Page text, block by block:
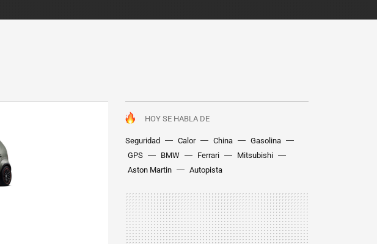
HOY SE HABLA DE
Seguridad Calor China
Gasolina
GPS
BMW Ferrari
Mitsubishi
Aston Martin
Autopista